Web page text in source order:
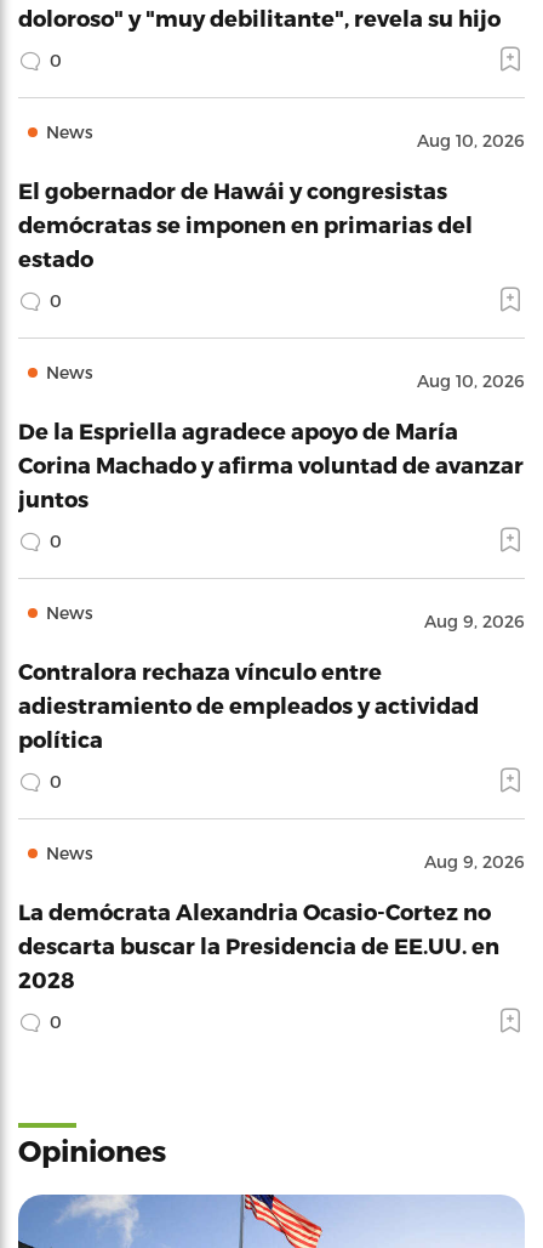
doloroso" y "muy debilitante", revela su hijo
0
News Aug 10, 2026
El gobernador de Hawái y congresistas
demócratas se imponen en primarias del
estado
0
News Aug 10, 2026
De la Espriella agradece apoyo de María
Corina Machado y afirma voluntad de avanzar
juntos
0
News Aug 9, 2026
Contralora rechaza vínculo entre
adiestramiento de empleados y actividad
política
0
News Aug 9, 2026
La demócrata Alexandria Ocasio-Cortez no
descarta buscar la Presidencia de EE.UU. en
2028
0
Opiniones